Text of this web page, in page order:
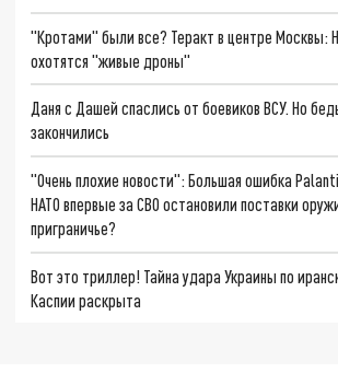
"Кротами" были все? Теракт в центре Москвы:
охотятся "живые дроны"
Даня с Дашей спаслись от боевиков ВСУ. Но
закончились
"Очень плохие новости": Большая ошибка
НАТО впервые за СВО остановили поставки
приграничье?
Вот это триллер! Тайна удара Украины по
Каспии раскрыта